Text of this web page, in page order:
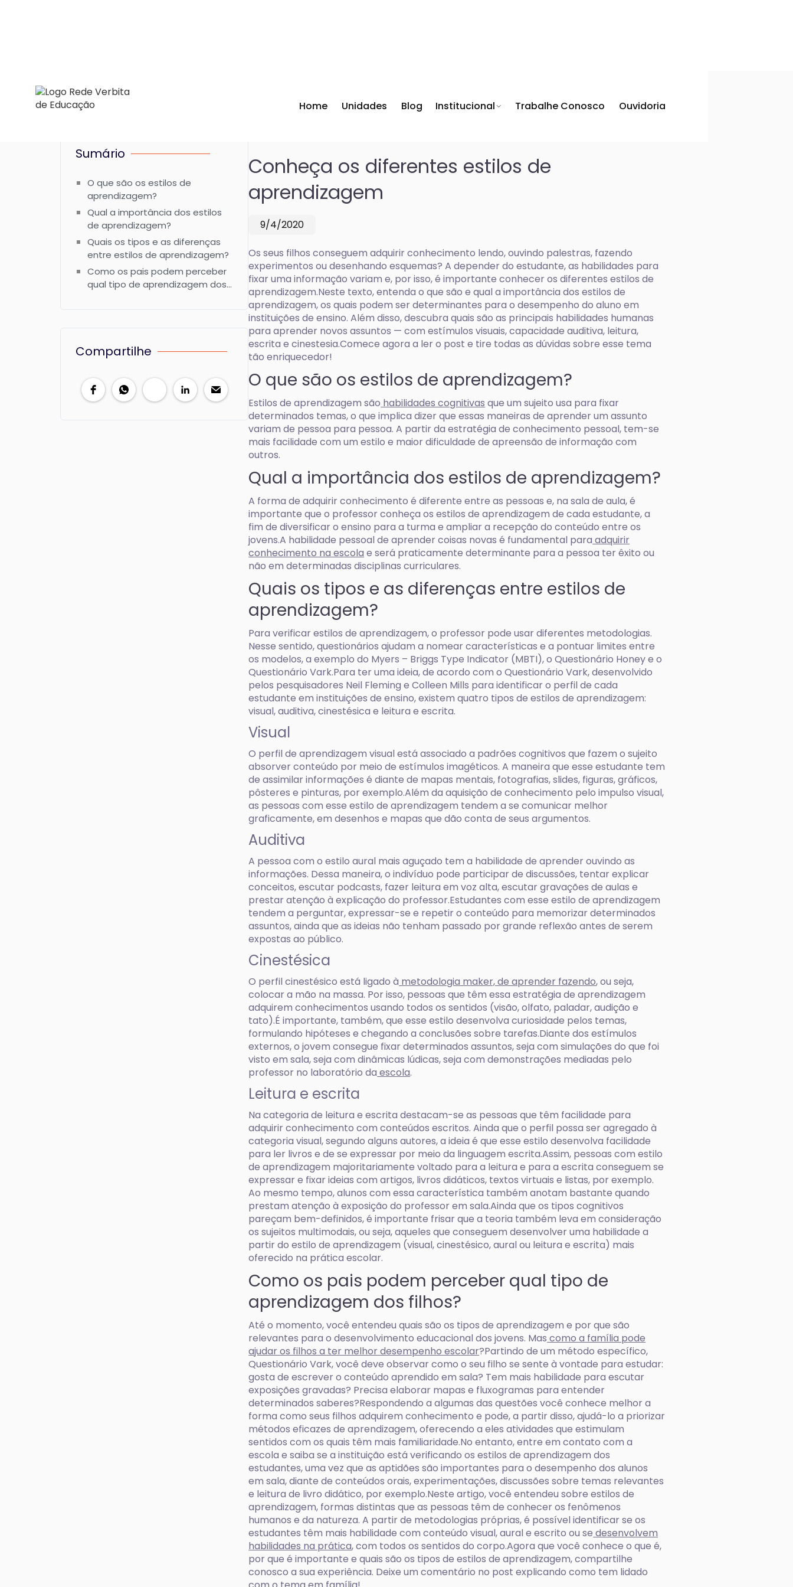
Home Unidades Blog Institucional Trabalhe Conosco Ouvidoria
Sumário
O que são os estilos de
aprendizagem?
Qual a importância dos estilos
de aprendizagem?
Quais os tipos e as diferenças
entre estilos de aprendizagem?
Como os pais podem perceber
qual tipo de aprendizagem dos
Compartilhe
Conheça os diferentes estilos de
aprendizagem
9/4/2020
Os seus filhos conseguem adquirir conhecimento lendo, ouvindo palestras, fazendo
experimentos ou desenhando esquemas? A depender do estudante, as habilidades para
fixar uma informação variam e, por isso, é importante conhecer os diferentes estilos de
aprendizagem.Neste texto, entenda o que são e qual a importância dos estilos de
aprendizagem, os quais podem ser determinantes para o desempenho do aluno em
instituições de ensino. Além disso, descubra quais são as principais habilidades humanas
para aprender novos assuntos — com estímulos visuais, capacidade auditiva, leitura,
escrita e cinestesia.Comece agora a ler o post e tire todas as dúvidas sobre esse tema
tão enriquecedor!
O que são os estilos de aprendizagem?
Estilos de aprendizagem são habilidades cognitivas que um sujeito usa para fixar
determinados temas, o que implica dizer que essas maneiras de aprender um assunto
variam de pessoa para pessoa. A partir da estratégia de conhecimento pessoal, tem-se
mais facilidade com um estilo e maior dificuldade de apreensão de informação com
outros.
Qual a importância dos estilos de aprendizagem?
A forma de adquirir conhecimento é diferente entre as pessoas e, na sala de aula, é
importante que o professor conheça os estilos de aprendizagem de cada estudante, a
fim de diversificar o ensino para a turma e ampliar a recepção do conteúdo entre os
jovens.A habilidade pessoal de aprender coisas novas é fundamental para adquirir
conhecimento na escola e será praticamente determinante para a pessoa ter êxito ou
não em determinadas disciplinas curriculares.
Quais os tipos e as diferenças entre estilos de
aprendizagem?
Para verificar estilos de aprendizagem, o professor pode usar diferentes metodologias.
Nesse sentido, questionários ajudam a nomear características e a pontuar limites entre
os modelos, a exemplo do Myers – Briggs Type Indicator (MBTI), o Questionário Honey e o
Questionário Vark.Para ter uma ideia, de acordo com o Questionário Vark, desenvolvido
pelos pesquisadores Neil Fleming e Colleen Mills para identificar o perfil de cada
estudante em instituições de ensino, existem quatro tipos de estilos de aprendizagem:
visual, auditiva, cinestésica e leitura e escrita.
Visual
O perfil de aprendizagem visual está associado a padrões cognitivos que fazem o sujeito
absorver conteúdo por meio de estímulos imagéticos. A maneira que esse estudante tem
de assimilar informações é diante de mapas mentais, fotografias, slides, figuras, gráficos,
pôsteres e pinturas, por exemplo.Além da aquisição de conhecimento pelo impulso visual,
as pessoas com esse estilo de aprendizagem tendem a se comunicar melhor
graficamente, em desenhos e mapas que dão conta de seus argumentos.
Auditiva
A pessoa com o estilo aural mais aguçado tem a habilidade de aprender ouvindo as
informações. Dessa maneira, o indivíduo pode participar de discussões, tentar explicar
conceitos, escutar podcasts, fazer leitura em voz alta, escutar gravações de aulas e
prestar atenção à explicação do professor.Estudantes com esse estilo de aprendizagem
tendem a perguntar, expressar-se e repetir o conteúdo para memorizar determinados
assuntos, ainda que as ideias não tenham passado por grande reflexão antes de serem
expostas ao público.
Cinestésica
O perfil cinestésico está ligado à metodologia maker, de aprender fazendo, ou seja,
colocar a mão na massa. Por isso, pessoas que têm essa estratégia de aprendizagem
adquirem conhecimentos usando todos os sentidos (visão, olfato, paladar, audição e
tato).É importante, também, que esse estilo desenvolva curiosidade pelos temas,
formulando hipóteses e chegando a conclusões sobre tarefas.Diante dos estímulos
externos, o jovem consegue fixar determinados assuntos, seja com simulações do que foi
visto em sala, seja com dinâmicas lúdicas, seja com demonstrações mediadas pelo
professor no laboratório da escola.
Leitura e escrita
Na categoria de leitura e escrita destacam-se as pessoas que têm facilidade para
adquirir conhecimento com conteúdos escritos. Ainda que o perfil possa ser agregado à
categoria visual, segundo alguns autores, a ideia é que esse estilo desenvolva facilidade
para ler livros e de se expressar por meio da linguagem escrita.Assim, pessoas com estilo
de aprendizagem majoritariamente voltado para a leitura e para a escrita conseguem se
expressar e fixar ideias com artigos, livros didáticos, textos virtuais e listas, por exemplo.
Ao mesmo tempo, alunos com essa característica também anotam bastante quando
prestam atenção à exposição do professor em sala.Ainda que os tipos cognitivos
pareçam bem-definidos, é importante frisar que a teoria também leva em consideração
os sujeitos multimodais, ou seja, aqueles que conseguem desenvolver uma habilidade a
partir do estilo de aprendizagem (visual, cinestésico, aural ou leitura e escrita) mais
oferecido na prática escolar.
Como os pais podem perceber qual tipo de
aprendizagem dos filhos?
Até o momento, você entendeu quais são os tipos de aprendizagem e por que são
relevantes para o desenvolvimento educacional dos jovens. Mas como a família pode
ajudar os filhos a ter melhor desempenho escolar?Partindo de um método específico,
Questionário Vark, você deve observar como o seu filho se sente à vontade para estudar:
gosta de escrever o conteúdo aprendido em sala? Tem mais habilidade para escutar
exposições gravadas? Precisa elaborar mapas e fluxogramas para entender
determinados saberes?Respondendo a algumas das questões você conhece melhor a
forma como seus filhos adquirem conhecimento e pode, a partir disso, ajudá-lo a priorizar
métodos eficazes de aprendizagem, oferecendo a eles atividades que estimulam
sentidos com os quais têm mais familiaridade.No entanto, entre em contato com a
escola e saiba se a instituição está verificando os estilos de aprendizagem dos
estudantes, uma vez que as aptidões são importantes para o desempenho dos alunos
em sala, diante de conteúdos orais, experimentações, discussões sobre temas relevantes
e leitura de livro didático, por exemplo.Neste artigo, você entendeu sobre estilos de
aprendizagem, formas distintas que as pessoas têm de conhecer os fenômenos
humanos e da natureza. A partir de metodologias próprias, é possível identificar se os
estudantes têm mais habilidade com conteúdo visual, aural e escrito ou se desenvolvem
habilidades na prática, com todos os sentidos do corpo.Agora que você conhece o que é,
por que é importante e quais são os tipos de estilos de aprendizagem, compartilhe
conosco a sua experiência. Deixe um comentário no post explicando como tem lidado